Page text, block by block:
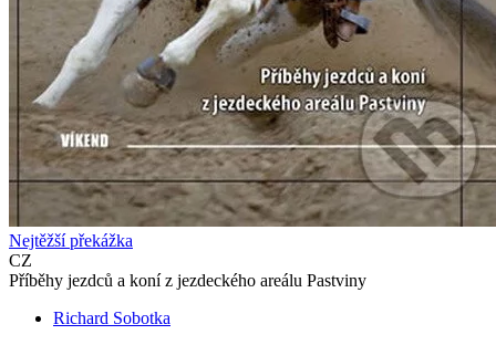
Nejtěžší překážka
CZ
Příběhy jezdců a koní z jezdeckého areálu Pastviny
Richard Sobotka